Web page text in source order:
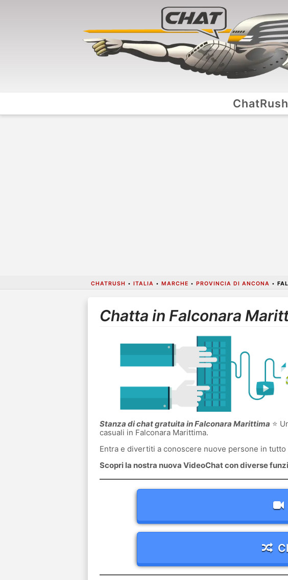
ChatRush
CHATRUSH • ITALIA • MARCHE • PROVINCIA DI ANCONA •
Chatta in Falconara
Stanza di chat gratuita in Falconara Marittima ⭐
casuali in Falconara Marittima.
Entra e divertiti a conoscere nuove persone in
Scopri la nostra nuova VideoChat con diverse